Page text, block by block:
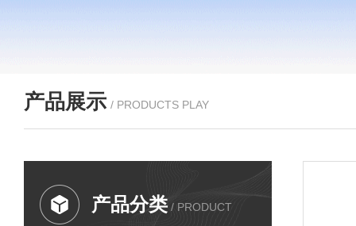
产品展示 / PRODUCTS PLAY
产品分类 / PRODUCT